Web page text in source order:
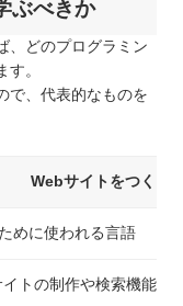
ぶべきか
、どのプログラミン
。
で、代表的なものを
Webサイトをつくる
めに使われる言語
トの制作や検索機能の